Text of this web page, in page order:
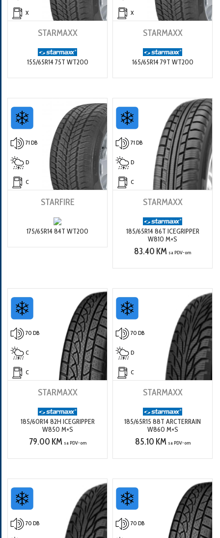
X
STARMAXX
155/65R14 75T WT200
X
STARMAXX
165/65R14 79T WT200
71 DB
D
C
STARFIRE
175/65R14 84T WT200
71 DB
D
C
STARMAXX
185/65R14 86T ICEGRIPPER
W810 M+S
83.40 KM sa PDV-om
70 DB
C
C
STARMAXX
185/60R14 82H ICEGRIPPER
W850 M+S
79.00 KM sa PDV-om
70 DB
D
C
STARMAXX
185/65R15 88T ARCTERRAIN
W860 M+S
85.10 KM sa PDV-om
70 DB 70 DB